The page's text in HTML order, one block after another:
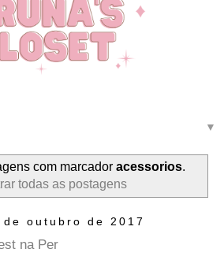
▼
com marcador acessorios.
todas as postagens
outubro de 2017
na Per